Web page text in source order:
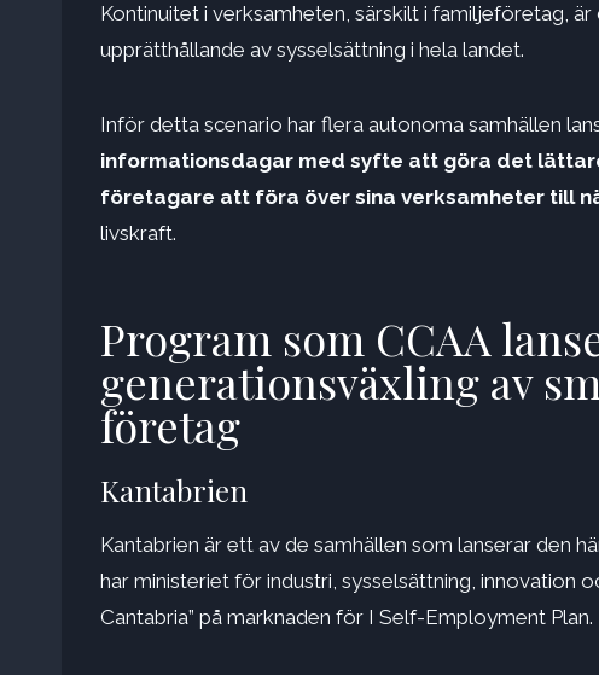
Kontinuitet i verksamheten, särskilt i familjeföretag,
upprätthållande av sysselsättning i hela landet.
Inför detta scenario har flera autonoma samhällen
informationsdagar med syfte att göra det
företagare att föra över sina verksamheter till
livskraft.
Program som CCAA
generationsväxling av
företag
Kantabrien
Kantabrien är ett av de samhällen som lanserar den
har ministeriet för industri, sysselsättning, innovation
Cantabria” på marknaden för I Self-Employment Plan.